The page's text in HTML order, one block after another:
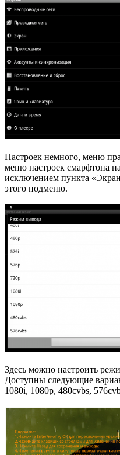
Настроек немного, меню
меню настроек смарфтона
исключением пункта
этого подменю.
Здесь можно настроить
Доступны следующие
1080i, 1080p, 480cvbs,